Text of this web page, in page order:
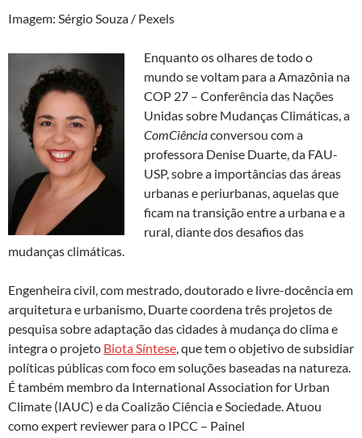
n o p
Imagem: Sérgio Souza / Pexels
Enquanto os olhares de todo o
mundo se voltam para a Amazônia na
COP 27 – Conferência das Nações
Unidas sobre Mudanças Climáticas, a
ComCiênciaconversou com a
professora Denise Duarte, da FAU-
USP, sobre a importâncias das áreas
urbanas e periurbanas, aquelas que
ficam na transição entre a urbana e a
rural, diante dos desafios das
mudanças climáticas.
Engenheira civil, com mestrado, doutorado e livre-docência em
arquitetura e urbanismo, Duarte coordena três projetos de
pesquisa sobre adaptação das cidades à mudança do clima e
integra o projeto Biota Síntese, que tem o objetivo de subsidiar
políticas públicas com foco em soluções baseadas na natureza.
É também membro da International Association for Urban
Climate (IAUC) e da Coalizão Ciência e Sociedade. Atuou
como expert reviewer para o IPCC – Painel